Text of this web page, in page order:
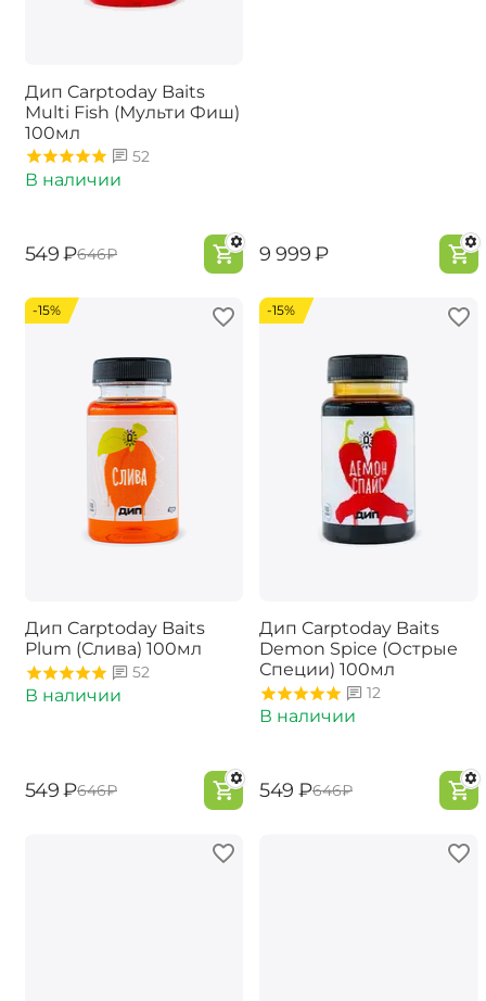
Дип Carptoday Baits
Multi Fish (Мульти Фиш)
100мл
52
В наличии
‍549‍ ₽‍646‍₽ ‍9 999‍₽
-15%
Дип Carptoday Baits
Plum (Слива) 100мл
52
В наличии
‍549‍ ₽‍646‍₽
-15%
Дип Carptoday Baits
Demon Spice (Острые
Специи) 100мл
12
В наличии
‍549‍ ₽‍646‍₽